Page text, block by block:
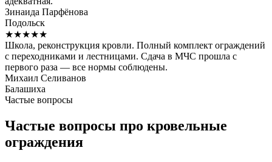
Зинаида Парфёнова
Подольск
★★★★★
Школа, реконструкция кровли. Полный комплект ограждений
с переходниками и лестницами. Сдача в МЧС прошла с
первого раза — все нормы соблюдены.
Михаил Селиванов
Балашиха
Частые вопросы
Частые вопросы про кровельные
ограждения